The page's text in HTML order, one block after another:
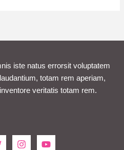
iste natus errorsit voluptatem
totam rem aperiam,
veritatis totam rem.